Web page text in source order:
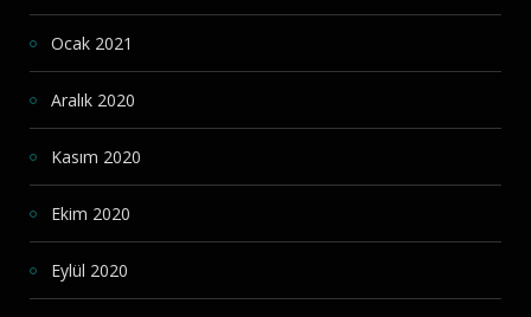
Ocak 2021
Aralık 2020
Kasım 2020
Ekim 2020
Eylül 2020